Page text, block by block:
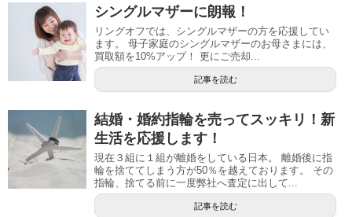
シングルマザーに朗報！
リングオフでは、シングルマザーの方を応援してい
ます。 母子家庭のシングルマザーのお母さまには、
買取額を10%アップ！ 更にご売却...
記事を読む
結婚・婚約指輪を売ってスッキリ！新
生活を応援します！
現在３組に１組が離婚をしている日本。 離婚後に指
輪を捨ててしまう方が50％を越えております。 その
指輪、捨てる前に一度弊社へ査定に出して...
記事を読む